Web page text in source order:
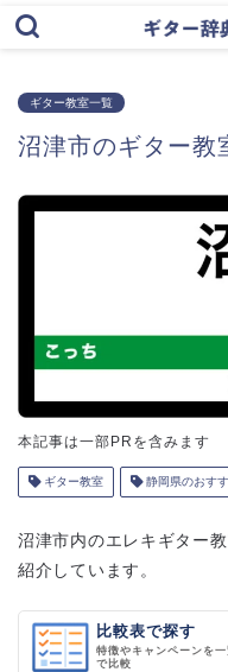
ギター教室一覧
沼津市のギター教
本記事は一部PRを含みます
ギター教室 静岡県のおす
沼津市内のエレキギター
紹介しています。
比較表で探す
特徴やキャンペーンを一
で比較